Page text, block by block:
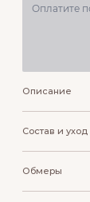
Оплатите
Описание
Состав и уход
Обмеры